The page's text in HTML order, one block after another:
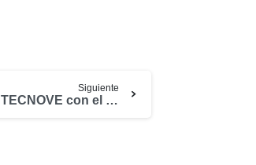
Siguiente
TECNOVE con el Empleo Juvenil